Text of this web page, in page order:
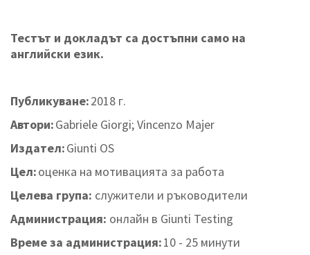
Тестът и докладът са достъпни само на
английски език.
Публикуване:2018 г.
Автори:Gabriele Giorgi; Vincenzo Majer
Издател:Giunti OS
Цел:оценка на мотивацията за работа
Целева група: служители и ръководители
Администрация: онлайн в Giunti Testing
Време за администрация:10 - 25 минути